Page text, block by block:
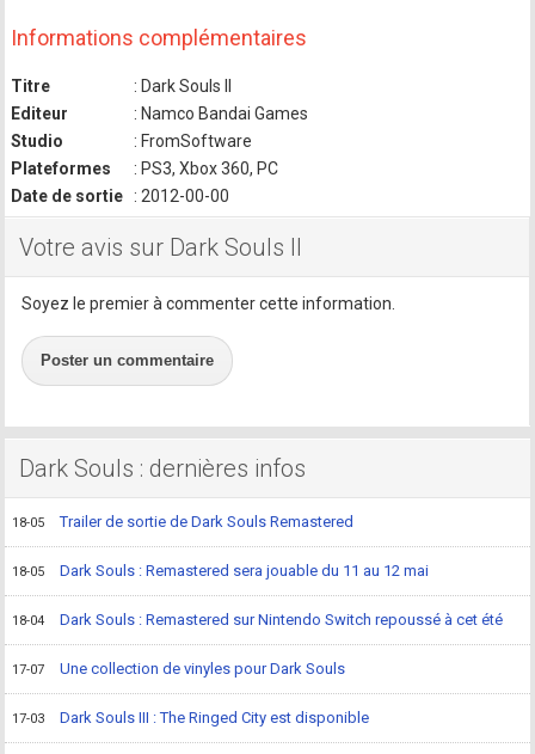
Informations complémentaires
Titre
: Dark Souls II
Editeur
: Namco Bandai Games
Studio
: FromSoftware
Plateformes
: PS3, Xbox 360, PC
Date de sortie
: 2012-00-00
Votre avis sur Dark Souls II
Soyez le premier à commenter cette information.
Poster un commentaire
Dark Souls : dernières infos
18-05 Trailer de sortie de Dark Souls Remastered
18-05 Dark Souls : Remastered sera jouable du 11 au 12 mai
18-04 Dark Souls : Remastered sur Nintendo Switch repoussé à cet été
17-07 Une collection de vinyles pour Dark Souls
17-03 Dark Souls III : The Ringed City est disponible